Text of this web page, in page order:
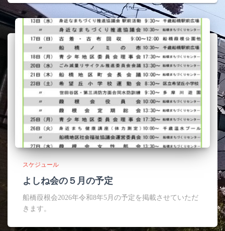
スケジュール
よしね会の５月の予定
船橋葭根会2026年令和8年5月の予定を掲載させていただ
きます。